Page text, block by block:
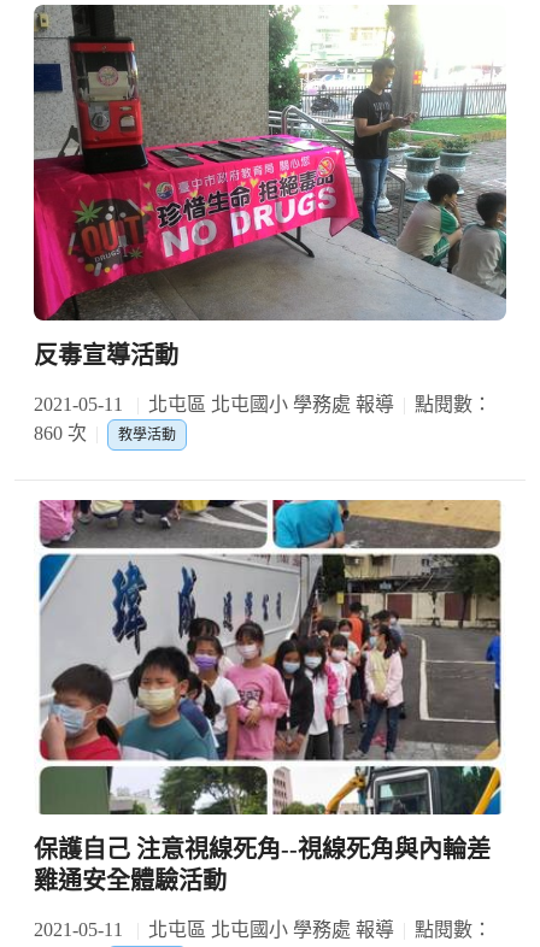
反毒宣導活動
2021-05-11 北屯區 北屯國小 學務處 報導
點閱數：
860 次
教學活動
保護自己 注意視線死角--視線死角與內輪差
雞通安全體驗活動
2021-05-11 北屯區 北屯國小 學務處 報導
點閱數：